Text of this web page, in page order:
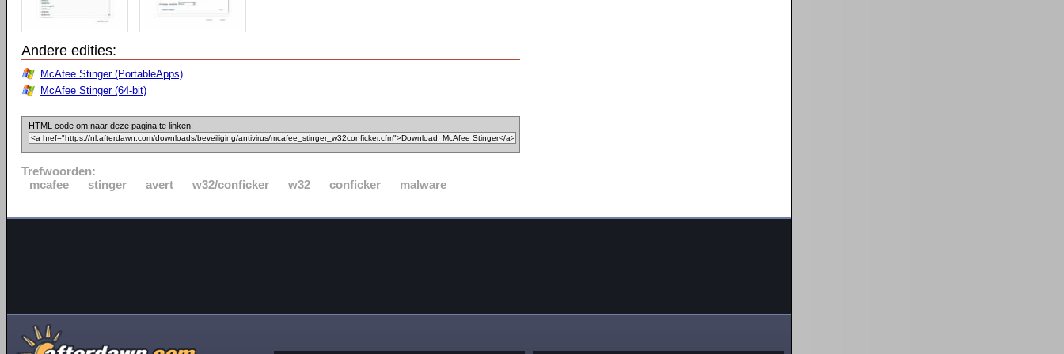
Andere edities:
McAfee Stinger (PortableApps)
McAfee Stinger (64-bit)
HTML code om naar deze pagina te linken:
Trefwoorden:
mcafee
stinger avert w32/conficker w32 conficker malware